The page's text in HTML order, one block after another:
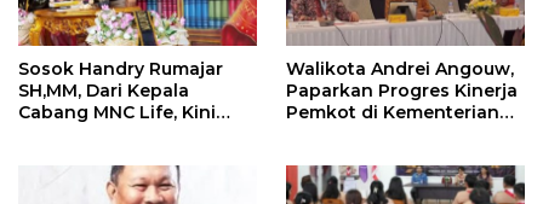
Sosok Handry Rumajar
SH,MM, Dari Kepala
Cabang MNC Life, Kini
Walikota Andrei Angouw,
Paparkan Progres Kinerja
Pemkot di Kementerian